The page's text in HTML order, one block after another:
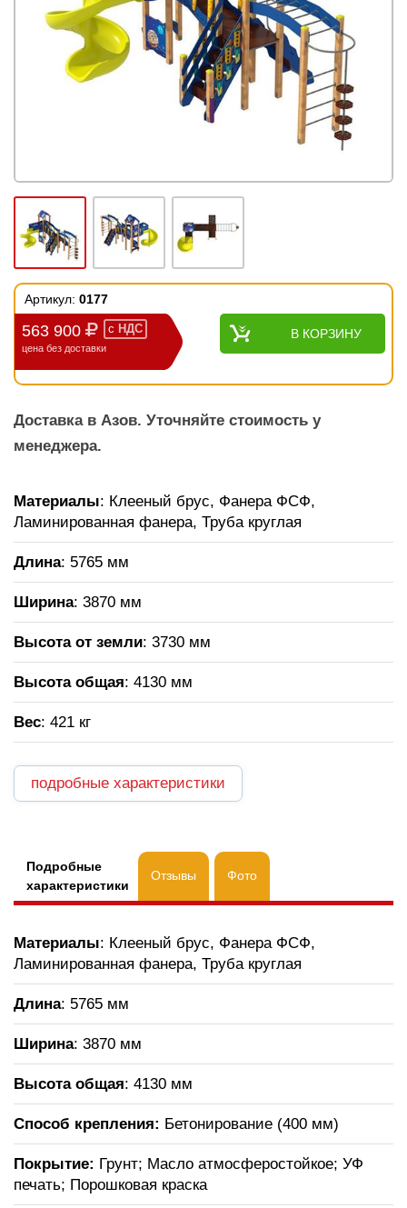
Артикул: 0177
563 900 с НДС
цена без доставки
В КОРЗИНУ
Доставка в Азов. Уточняйте стоимость у
менеджера.
Материалы: Клееный брус, Фанера ФСФ,
Ламинированная фанера, Труба круглая
Длина: 5765 мм
Ширина: 3870 мм
Высота от земли: 3730 мм
Высота общая: 4130 мм
Вес: 421 кг
подробные характеристики
Подробные
характеристики
Отзывы Фото
Материалы: Клееный брус, Фанера ФСФ,
Ламинированная фанера, Труба круглая
Длина: 5765 мм
Ширина: 3870 мм
Высота общая: 4130 мм
Способ крепления: Бетонирование (400 мм)
Покрытие: Грунт; Масло атмосферостойкое; УФ
печать; Порошковая краска